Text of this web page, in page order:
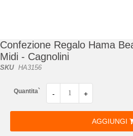
galleria
di
immagini
Confezione Regalo Hama
Midi - Cagnolini
SKU HA3156
Quantita` - +
AGGIUNGI